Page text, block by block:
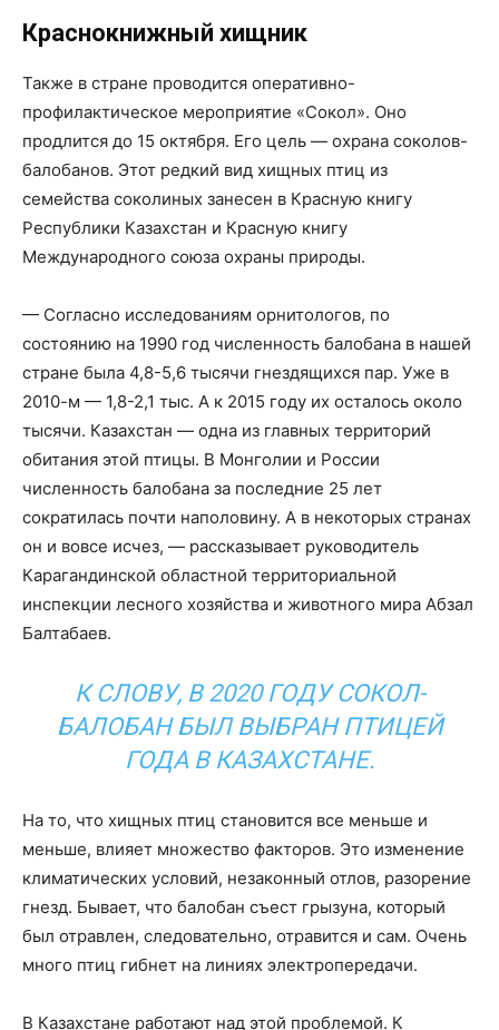
Краснокнижный хищник
Также в стране проводится оперативно-
профилактическое мероприятие «Сокол». Оно
продлится до 15 октября. Его цель — охрана соколов-
балобанов. Этот редкий вид хищных птиц из
семейства соколиных занесен в Красную книгу
Республики Казахстан и Красную книгу
Международного союза охраны природы.
— Согласно исследованиям орнитологов, по
состоянию на 1990 год численность балобана в нашей
стране была 4,8-5,6 тысячи гнездящихся пар. Уже в
2010-м — 1,8-2,1 тыс. А к 2015 году их осталось около
тысячи. Казахстан — одна из главных территорий
обитания этой птицы. В Монголии и России
численность балобана за последние 25 лет
сократилась почти наполовину. А в некоторых странах
он и вовсе исчез, — рассказывает руководитель
Карагандинской областной территориальной
инспекции лесного хозяйства и животного мира Абзал
Балтабаев.
К СЛОВУ, В 2020 ГОДУ СОКОЛ-
БАЛОБАН БЫЛ ВЫБРАН ПТИЦЕЙ
ГОДА В КАЗАХСТАНЕ.
На то, что хищных птиц становится все меньше и
меньше, влияет множество факторов. Это изменение
климатических условий, незаконный отлов, разорение
гнезд. Бывает, что балобан съест грызуна, который
был отравлен, следовательно, отравится и сам. Очень
много птиц гибнет на линиях электропередачи.
В Казахстане работают над этой проблемой. К